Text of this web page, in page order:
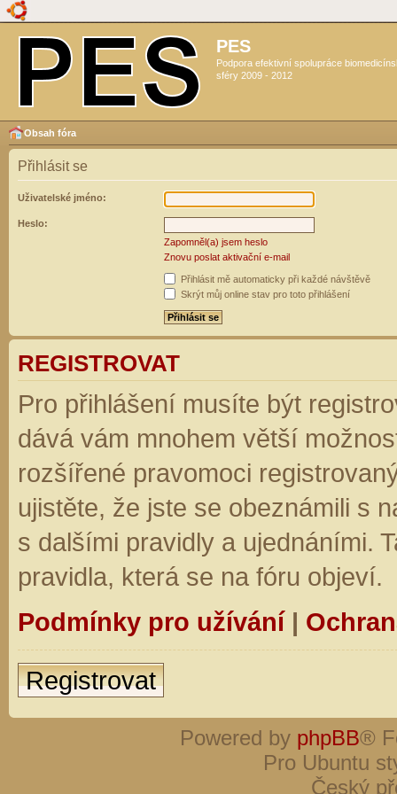
PES
Podpora efektivní spolupráce
sféry 2009 - 2012
Obsah fóra
Přihlásit se
Uživatelské jméno:
Heslo:
Zapomněl(a) jsem heslo
Znovu poslat aktivační e-mail
Přihlásit mě automaticky při každé návštěvě
Skrýt můj online stav pro toto přihlášení
REGISTROVAT
Pro přihlášení musíte být
dává vám mnohem větší
rozšířené pravomoci
ujistěte, že jste se obeznámili s
s dalšími pravidly a ujednáními.
pravidla, která se na fóru objeví.
Podmínky pro užívání|
Registrovat
Powered by phpBB®
Pro Ubuntu
Český